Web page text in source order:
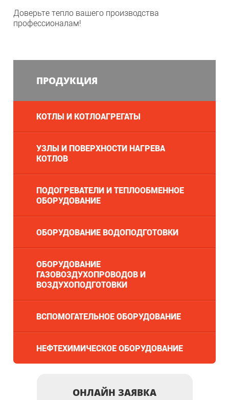
Доверьте тепло вашего производства
профессионалам!
ПРОДУКЦИЯ
КОТЛЫ И КОТЛОАГРЕГАТЫ
УЗЛЫ И ПОВЕРХНОСТИ НАГРЕВА
КОТЛОВ
ПОДОГРЕВАТЕЛИ И ТЕПЛООБМЕННОЕ
ОБОРУДОВАНИЕ
ОБОРУДОВАНИЕ ВОДОПОДГОТОВКИ
ОБОРУДОВАНИЕ
ГАЗОВОЗДУХОПРОВОДОВ И
ВОЗДУХОПОДГОТОВКИ
ВСПОМОГАТЕЛЬНОЕ ОБОРУДОВАНИЕ
НЕФТЕХИМИЧЕСКОЕ ОБОРУДОВАНИЕ
ОНЛАЙН ЗАЯВКА